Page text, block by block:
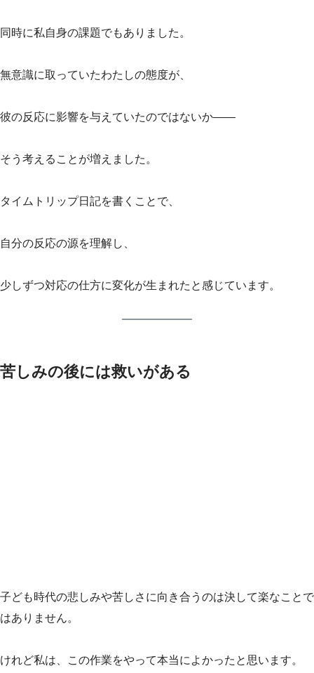
同時に私自身の課題でもありました。
無意識に取っていたわたしの態度が、
彼の反応に影響を与えていたのではないか――
そう考えることが増えました。
タイムトリップ日記を書くことで、
自分の反応の源を理解し、
少しずつ対応の仕方に変化が生まれたと感じています。
苦しみの後には救いがある
子ども時代の悲しみや苦しさに向き合うのは決して楽なことで
はありません。
けれど私は、この作業をやって本当によかったと思います。